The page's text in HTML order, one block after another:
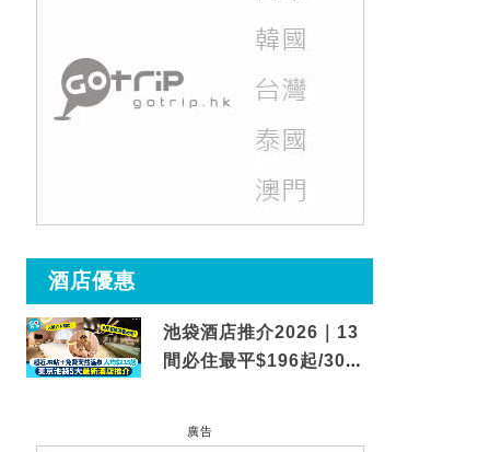
酒店優惠
池袋酒店推介2026｜13
間必住最平$196起/30秒
廣告